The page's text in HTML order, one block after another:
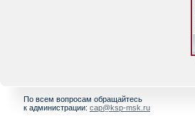
По всем вопросам обращайтесь
к администрации: cap@ksp-msk.ru